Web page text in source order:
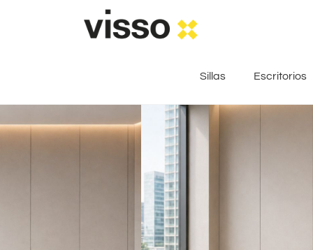
Sillas Escritorios